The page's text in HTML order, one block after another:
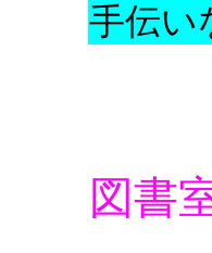
手伝い
図書